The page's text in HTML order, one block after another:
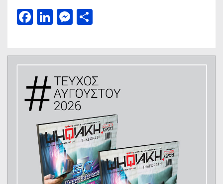
Facebook
LinkedIn
Messenger